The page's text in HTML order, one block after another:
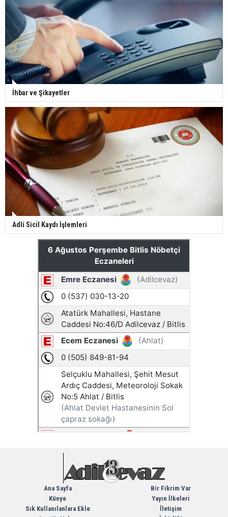
İhbar ve Şikayetler
Adli Sicil Kaydı İşlemleri
Ana Sayfa
Künye
Sık Kullanılanlara Ekle
Bir Fikrim Var
Yayın İlkeleri
İletişim